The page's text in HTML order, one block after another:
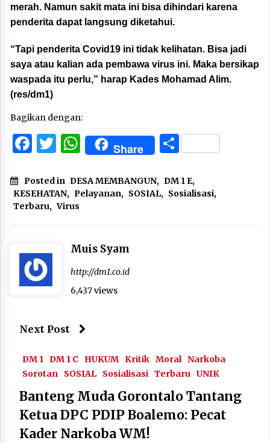
merah. Namun sakit mata ini bisa dihindari karena
penderita dapat langsung diketahui.
“Tapi penderita Covid19 ini tidak kelihatan. Bisa jadi
saya atau kalian ada pembawa virus ini. Maka bersikap
waspada itu perlu,” harap Kades Mohamad Alim.
(res/dm1)
Bagikan dengan:
Facebook
Twitter
WhatsApp
Share Share
Posted in DESA MEMBANGUN, DM 1 E,
KESEHATAN, Pelayanan, SOSIAL, Sosialisasi,
Terbaru, Virus
Muis Syam
http://dm1.co.id
6,437 views
Next Post
DM 1 DM 1 C HUKUM Kritik Moral Narkoba
Sorotan
SOSIAL Sosialisasi Terbaru UNIK
Banteng Muda Gorontalo Tantang
Ketua DPC PDIP Boalemo: Pecat
Kader Narkoba WM!